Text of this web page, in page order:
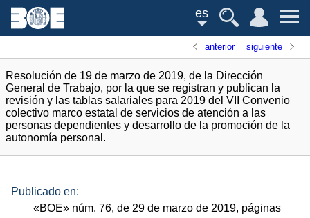
es
anterior siguiente
Resolución de 19 de marzo de 2019, de la Dirección
General de Trabajo, por la que se registran y publican la
revisión y las tablas salariales para 2019 del VII Convenio
colectivo marco estatal de servicios de atención a las
personas dependientes y desarrollo de la promoción de la
autonomía personal.
Publicado en:
«BOE» núm. 76, de 29 de marzo de 2019, páginas